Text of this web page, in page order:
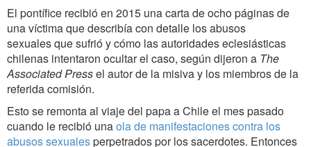
El pontífice recibió en 2015 una carta de ocho páginas de
una ví­ctima que describí­a con detalle los abusos
sexuales que sufrió y cómo las autoridades eclesiásticas
chilenas intentaron ocultar el caso, según dijeron a The
Associated Pressel autor de la misiva y los miembros de la
referida comisión.
Esto se remonta al viaje del papa a Chile el mes pasado
cuando le recibió unaola de manifestaciones contra los
abusos sexualesperpetrados por los sacerdotes. Entonces